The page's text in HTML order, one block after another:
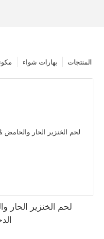
المنتجات بهارات شواء
لحم الخنزير